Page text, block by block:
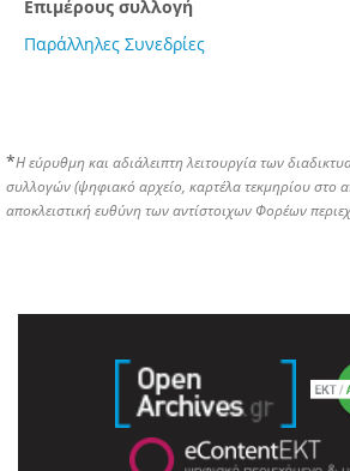
Επιμέρους συλλογή
Παράλληλες Συνεδρίες
*Η εύρυθμη και αδιάλειπτη λειτουργία των
συλλογών (ψηφιακό αρχείο, καρτέλα τεκμηρίου στο
αποκλειστική ευθύνη των αντίστοιχων Φορέων